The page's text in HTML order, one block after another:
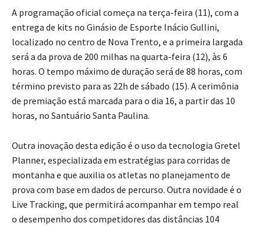
A programação oficial começa na terça-feira (11), com a
entrega de kits no Ginásio de Esporte Inácio Gullini,
localizado no centro de Nova Trento, e a primeira largada
será a da prova de 200 milhas na quarta-feira (12), às 6
horas. O tempo máximo de duração será de 88 horas, com
término previsto para as 22h de sábado (15). A cerimônia
de premiação está marcada para o dia 16, a partir das 10
horas, no Santuário Santa Paulina.
Outra inovação desta edição é o uso da tecnologia Gretel
Planner, especializada em estratégias para corridas de
montanha e que auxilia os atletas no planejamento de
prova com base em dados de percurso. Outra novidade é o
Live Tracking, que permitirá acompanhar em tempo real
o desempenho dos competidores das distâncias 104